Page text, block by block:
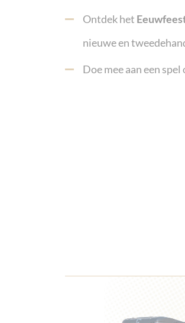
Ontdek het
nieuwe en
Doe mee aan een